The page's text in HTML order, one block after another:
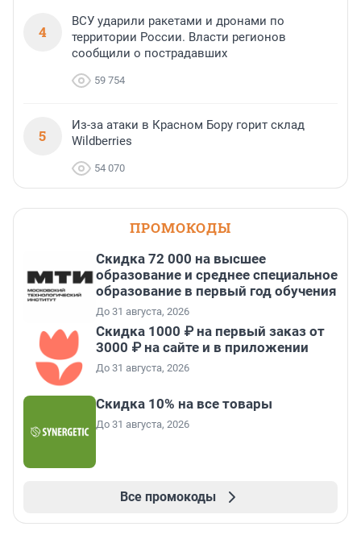
4
ВСУ ударили ракетами и дронами по
территории России. Власти регионов
сообщили о пострадавших
59 754
5
Из-за атаки в Красном Бору горит склад
Wildberries
54 070
ПРОМОКОДЫ
Скидка 72 000 на высшее
образование и среднее специальное
образование в первый год обучения
До 31 августа, 2026
Скидка 1000 ₽ на первый заказ от
3000 ₽ на сайте и в приложении
До 31 августа, 2026
Скидка 10% на все товары
До 31 августа, 2026
Все промокоды